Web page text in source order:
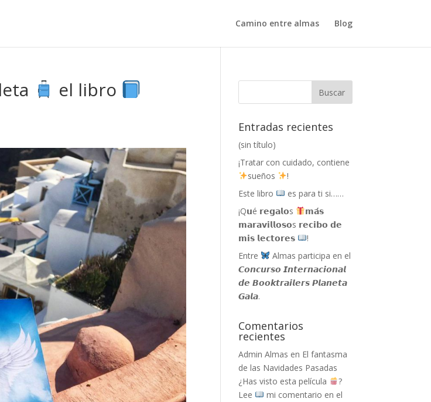
Camino entre almas Blog
el libro
Entradas recientes
(sin título)
¡Tratar con cuidado, contiene
sueños
!
Este libro
es para ti si……
¡Q𝘂é 𝗿𝗲𝗴𝗮𝗹𝗼s
𝗺𝗮́𝘀
𝗺𝗮𝗿𝗮𝘃𝗶𝗹𝗹𝗼𝘀𝗼s 𝗿𝗲𝗰𝗶𝗯𝗼 𝗱𝗲
𝗺𝗶𝘀 𝗹𝗲𝗰𝘁𝗼𝗿𝗲𝘀
!
Entre
Almas participa en el
𝘾𝙤𝙣𝙘𝙪𝙧𝙨𝙤 𝙄𝙣𝙩𝙚𝙧𝙣𝙖𝙘𝙞𝙤𝙣𝙖𝙡
𝙙𝙚 𝘽𝙤𝙤𝙠𝙩𝙧𝙖𝙞𝙡𝙚𝙧𝙨 𝙋𝙡𝙖𝙣𝙚𝙩𝙖
𝙂𝙖𝙡𝙖.
Comentarios
recientes
Admin Almas en El fantasma
de las Navidades Pasadas
¿Has visto esta película
?
Lee
mi comentario en el